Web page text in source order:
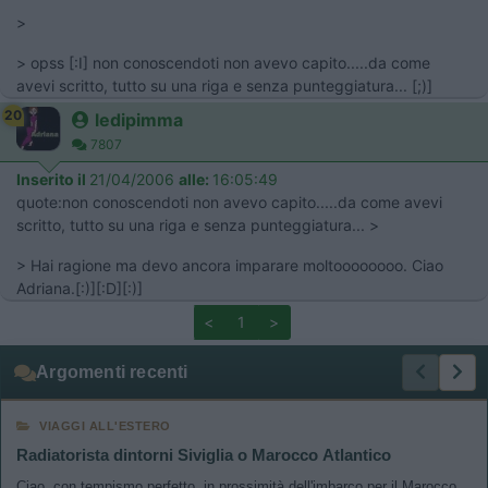
>
> opss [:I] non conoscendoti non avevo capito.....da come
avevi scritto, tutto su una riga e senza punteggiatura... [;)]
20 ledipimma
7807
Inserito il 21/04/2006 alle: 16:05:49
quote:non conoscendoti non avevo capito.....da come avevi
scritto, tutto su una riga e senza punteggiatura... >
> Hai ragione ma devo ancora imparare moltoooooooo. Ciao
Adriana.[:)][:D][:)]
<
1 >
Argomenti recenti
VIAGGI ALL'ESTERO
Radiatorista dintorni Siviglia o Marocco Atlantico